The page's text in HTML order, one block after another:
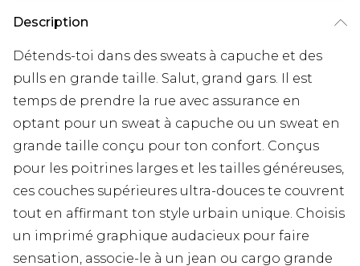
Description
Détends-toi dans des sweats à capuche et des
pulls en grande taille. Salut, grand gars. Il est
temps de prendre la rue avec assurance en
optant pour un sweat à capuche ou un sweat en
grande taille conçu pour ton confort. Conçus
pour les poitrines larges et les tailles généreuses,
ces couches supérieures ultra-douces te couvrent
tout en affirmant ton style urbain unique. Choisis
un imprimé graphique audacieux pour faire
sensation, associe-le à un jean ou cargo grande